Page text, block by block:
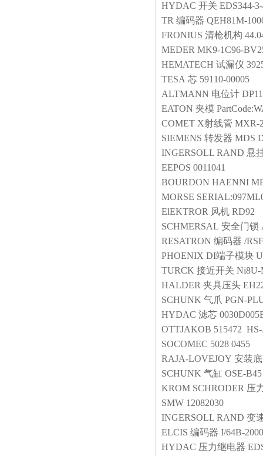
HYDAC 开关 EDS344-
TR 编码器 QEH81M-
FRONIUS 清枪机构
MEDER MK9-1C96-
HEMATECH 试漏仪
TESA 芯 59110-00005
ALTMANN 电位计
EATON 夹模
COMET X射线管 MXR-
SIEMENS 转发器 MDS
INGERSOLL RAND 悬
EEPOS 0011041
BOURDON HAENNI
MORSE
ElEKTROR 风机 RD92
SCHMERSAL 安全门锁
RESATRON 编码器 /
PHOENIX DI端子模块
TURCK 接近开关 Ni8U-
HALDER 夹具压头
SCHUNK 气爪 PGN-
HYDAC 滤芯
OTTJAKOB 515472
SOCOMEC 5028 0455
RAJA-LOVEJOY 安装
SCHUNK 气缸 OSE-
KROM SCHRODER 压
SMW 12082030
INGERSOLL RAND 变
ELCIS 编码器 I/64B-
HYDAC 压力继电器